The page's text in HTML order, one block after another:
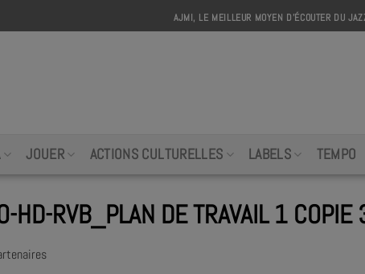
AJMI, LE MEILLEUR MOYEN D'ÉCOUTER DU
JOUER ACTIONS CULTURELLES LABELS TEMPO
HD-RVB_PLAN DE TRAVAIL 1 COPIE